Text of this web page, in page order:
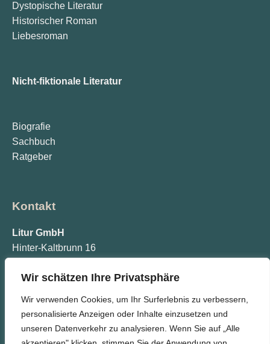
Wir schätzen Ihre Privatsphäre
Wir verwenden Cookies, um Ihr Surferlebnis zu verbessern,
personalisierte Anzeigen oder Inhalte einzusetzen und
unseren Datenverkehr zu analysieren. Wenn Sie auf „Alle
Dystopische Literatur
Historischer Roman
Liebesroman
Nicht-fiktionale Literatur
Biografie
Sachbuch
Ratgeber
Kontakt
Litur GmbH
Hinter-Kaltbrunn 16